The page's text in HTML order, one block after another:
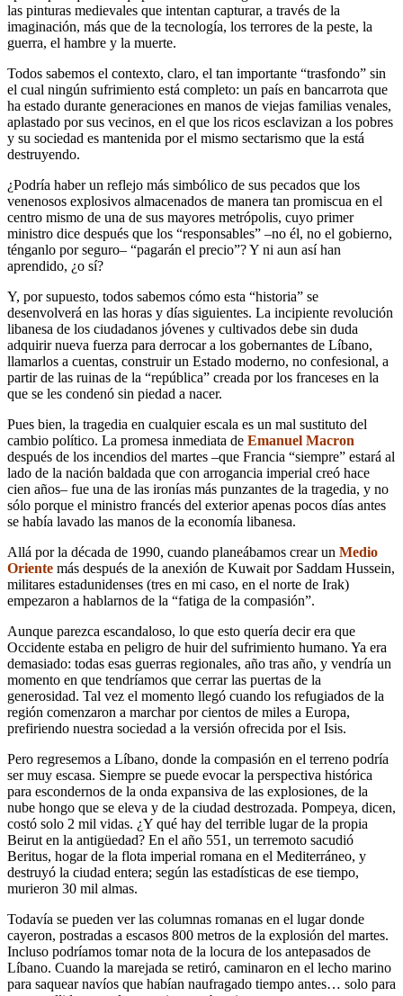
las pinturas medievales que intentan capturar, a través de la
imaginación, más que de la tecnología, los terrores de la peste, la
guerra, el hambre y la muerte.
Todos sabemos el contexto, claro, el tan importante “trasfondo” sin
el cual ningún sufrimiento está completo: un país en bancarrota que
ha estado durante generaciones en manos de viejas familias venales,
aplastado por sus vecinos, en el que los ricos esclavizan a los pobres
y su sociedad es mantenida por el mismo sectarismo que la está
destruyendo.
¿Podría haber un reflejo más simbólico de sus pecados que los
venenosos explosivos almacenados de manera tan promiscua en el
centro mismo de una de sus mayores metrópolis, cuyo primer
ministro dice después que los “responsables” –no él, no el gobierno,
ténganlo por seguro­– “pagarán el precio”? Y ni aun así han
aprendido, ¿o sí?
Y, por supuesto, todos sabemos cómo esta “historia” se
desenvolverá en las horas y días siguientes. La incipiente revolución
libanesa de los ciudadanos jóvenes y cultivados debe sin duda
adquirir nueva fuerza para derrocar a los gobernantes de Líbano,
llamarlos a cuentas, construir un Estado moderno, no confesional, a
partir de las ruinas de la “república” creada por los franceses en la
que se les condenó sin piedad a nacer.
Pues bien, la tragedia en cualquier escala es un mal sustituto del
cambio político. La promesa inmediata de Emanuel Macron
después de los incendios del martes –que Francia “siempre” estará al
lado de la nación baldada que con arrogancia imperial creó hace
cien años– fue una de las ironías más punzantes de la tragedia, y no
sólo porque el ministro francés del exterior apenas pocos días antes
se había lavado las manos de la economía libanesa.
Allá por la década de 1990, cuando planeábamos crear un Medio
Oriente más después de la anexión de Kuwait por Saddam Hussein,
militares estadunidenses (tres en mi caso, en el norte de Irak)
empezaron a hablarnos de la “fatiga de la compasión”.
Aunque parezca escandaloso, lo que esto quería decir era que
Occidente estaba en peligro de huir del sufrimiento humano. Ya era
demasiado: todas esas guerras regionales, año tras año, y vendría un
momento en que tendríamos que cerrar las puertas de la
generosidad. Tal vez el momento llegó cuando los refugiados de la
región comenzaron a marchar por cientos de miles a Europa,
prefiriendo nuestra sociedad a la versión ofrecida por el Isis.
Pero regresemos a Líbano, donde la compasión en el terreno podría
ser muy escasa. Siempre se puede evocar la perspectiva histórica
para escondernos de la onda expansiva de las explosiones, de la
nube hongo que se eleva y de la ciudad destrozada. Pompeya, dicen,
costó solo 2 mil vidas. ¿Y qué hay del terrible lugar de la propia
Beirut en la antigüedad? En el año 551, un terremoto sacudió
Beritus, hogar de la flota imperial romana en el Mediterráneo, y
destruyó la ciudad entera; según las estadísticas de ese tiempo,
murieron 30 mil almas.
Todavía se pueden ver las columnas romanas en el lugar donde
cayeron, postradas a escasos 800 metros de la explosión del martes.
Incluso podríamos tomar nota de la locura de los antepasados de
Líbano. Cuando la marejada se retiró, caminaron en el lecho marino
para saquear navíos que habían naufragado tiempo antes… solo para